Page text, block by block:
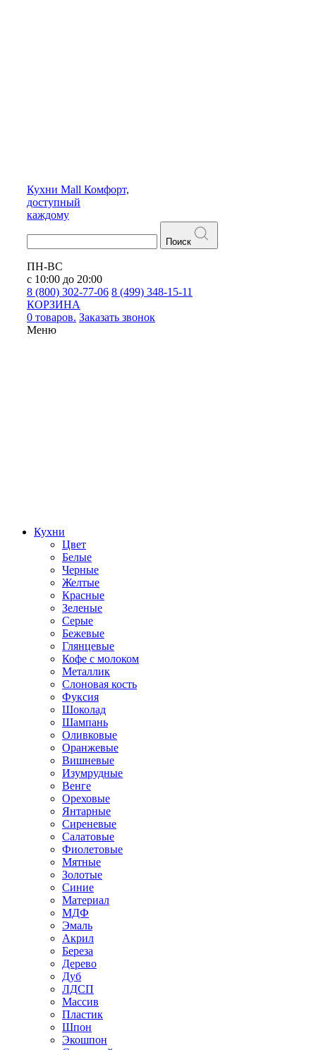
Кухни Mall Комфорт,
доступный
каждому
Поиск
ПН-ВС
с 10:00 до 20:00
8 (800) 302-77-06 8 (499) 348-15-11
КОРЗИНА
0 товаров. Заказать звонок
Меню
Кухни
Цвет
Белые
Черные
Желтые
Красные
Зеленые
Серые
Бежевые
Глянцевые
Кофе с молоком
Металлик
Слоновая кость
Фуксия
Шоколад
Шампань
Оливковые
Оранжевые
Вишневые
Изумрудные
Венге
Ореховые
Янтарные
Сиреневые
Салатовые
Фиолетовые
Мятные
Золотые
Синие
Материал
МДФ
Эмаль
Акрил
Береза
Дерево
Дуб
ЛДСП
Массив
Пластик
Шпон
Экошпон